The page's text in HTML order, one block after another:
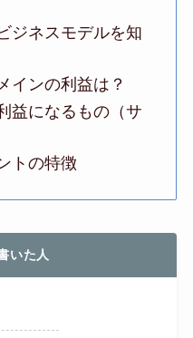
ジネスモデルを知
インの利益は？
益になるもの（サ
トの特徴
いた人